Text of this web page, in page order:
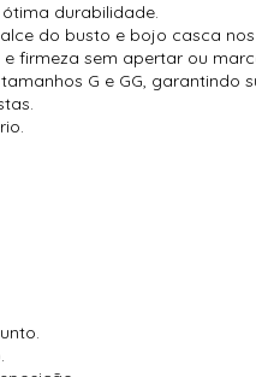
durabilidade.
do busto e bojo casca
firmeza sem apertar ou
G e GG, garantindo